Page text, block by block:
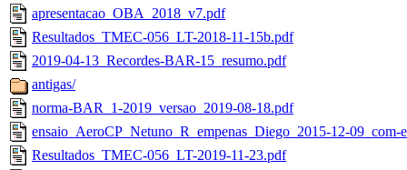
apresentacao_OBA_2018_v7.pdf
Resultados_TMEC-056_LT-2018-11-15b.pdf
2019-04-13_Recordes-BAR-15_resumo.pdf
antigas/
norma-BAR_1-2019_versao_2019-08-18.pdf
ensaio_AeroCP_Netuno_R_empenas_Diego_2015-12-09_com-
Resultados_TMEC-056_LT-2019-11-23.pdf